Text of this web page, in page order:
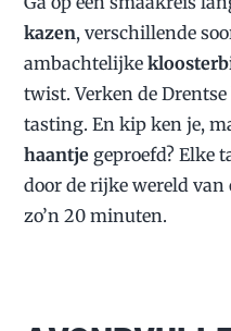
kazen, verschillende
ambachtelijke
twist. Verken de
tasting. En kip ken je,
haantje geproefd? Elke
door de rijke wereld
zo’n 20 minuten.